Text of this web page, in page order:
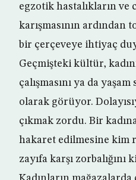
egzotik hastalıkların ve
karışmasının ardından
bir çerçeveye ihtiyaç
Geçmişteki kültür,
çalışmasını ya da
olarak görüyor.
çıkmak zordu. Bir
hakaret edilmesine kim
zayıfa karşı